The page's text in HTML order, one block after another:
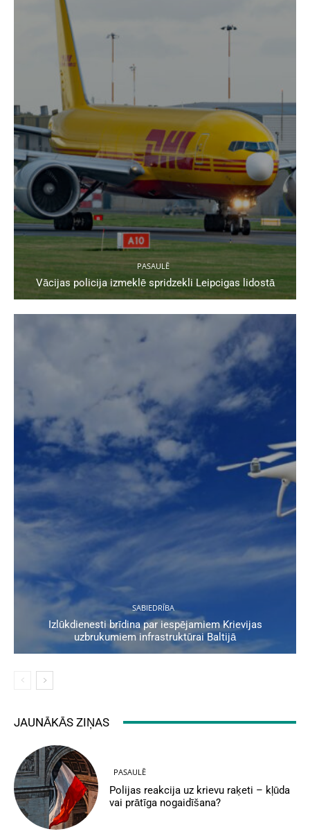
PASAULĒ
Vācijas policija izmeklē spridzekli Leipcigas lidostā
SABIEDRĪBA
Izlūkdienesti brīdina par iespējamiem Krievijas
uzbrukumiem infrastruktūrai Baltijā
JAUNĀKĀS ZIŅAS
PASAULĒ
Polijas reakcija uz krievu raķeti – kļūda
vai prātīga nogaidīšana?